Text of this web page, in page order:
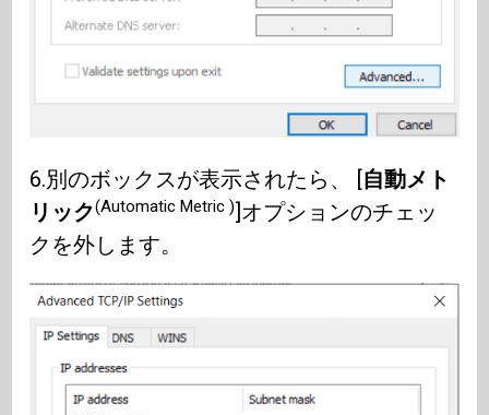
6.別のボックスが表示されたら、 [ 自動メト
リック(Automatic Metric ) ]オプションのチェッ
クを外します。